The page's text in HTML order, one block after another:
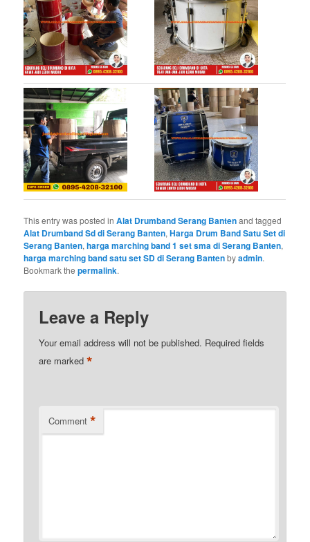
This entry was posted inAlat Drumband Serang Bantenand tagged
Alat Drumband Sd di Serang Banten,Harga Drum Band Satu Set di
Serang Banten,harga marching band 1 set sma di Serang Banten,
harga marching band satu set SD di Serang Bantenbyadmin.
Bookmark thepermalink.
Leave a Reply
Your email address will not be published. Required fields
are marked*
Comment *